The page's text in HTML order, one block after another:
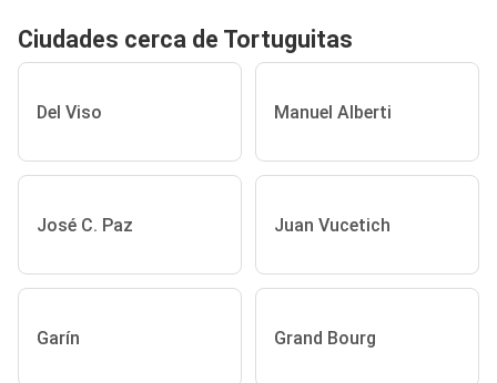
Ciudades cerca de Tortuguitas
Del Viso Manuel Alberti
José C. Paz Juan Vucetich
Garín Grand Bourg